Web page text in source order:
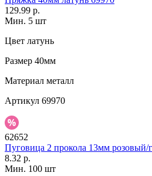
129.99 р.
Мин. 5 шт
Цвет латунь
Размер 40мм
Материал металл
Артикул 69970
62652
Пуговица 2 прокола 13мм розовый/
8.32 р.
Мин. 100 шт